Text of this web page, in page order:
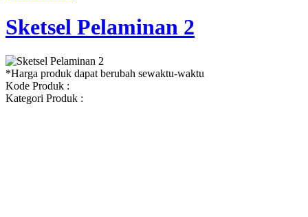
Sketsel Pelaminan 2
*Harga produk dapat berubah sewaktu-waktu
Kode Produk :
Kategori Produk :